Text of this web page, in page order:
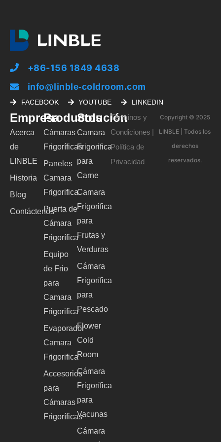
+86-156 1849 4638
info@linble-coldroom.com
FACEBOOK YOUTUBE LINKEDIN
Empresa
Acerca
de
LINBLE
Historia
Blog
Contáctenos
Productos
Cámaras
Frigoríficas
Paneles
Camara
Frigorifica
Puerta de
Cámara
Frigorífica
Equipo
de Frio
para
Camara
Frigorifica
Evaporador
Camara
Frigorifica
Accesorios
para
Cámaras
Frigoríficas
Solución
Camara
Frigorifica
para
Carne
Camara
Frigorifica
para
Frutas y
Verduras
Cámara
Frigorífica
para
Pescado
Flower
Cold
Room
Cámara
Frigorífica
para
Vacunas
Cámara
Términos y
Condiciones
Política de
Privacidad
Copyright © 2025
LINBLE | Todos los
derechos
reservados.